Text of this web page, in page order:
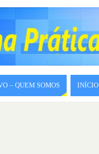
– QUEM SOMOS INÍCIO